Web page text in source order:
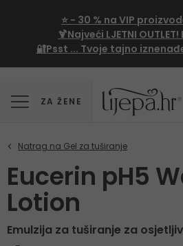
⭐ - 30 % na VIP
🍹Najveći LJETNI OUTLET!
🔐Psst ... Tvoje tajno
ZA ŽENE
Eucerin pH5
Lotion
Emulzija za tuširanje za